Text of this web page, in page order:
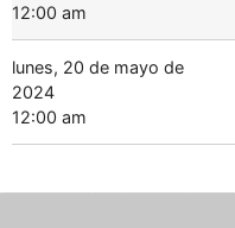
12:00 am
lunes, 20 de mayo de
2024
12:00 am